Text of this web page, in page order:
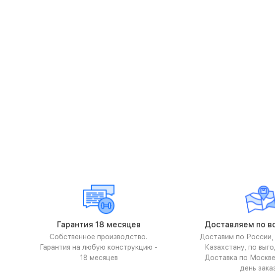
Гарантия 18 месяцев
Собственное производство.
Гарантия на любую конструкцию -
18 месяцев
Доставляем по
Доставим по России,
Казахстану, по
Доставка по
день